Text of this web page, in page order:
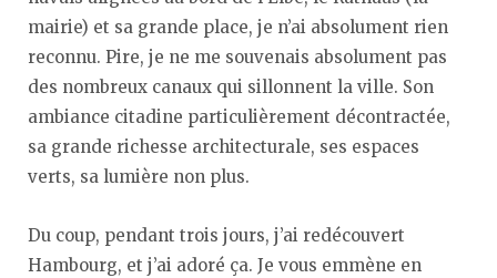
mairie) et sa grande place, je n’ai absolument rien
reconnu. Pire, je ne me souvenais absolument pas
des nombreux canaux qui sillonnent la ville. Son
ambiance citadine particulièrement décontractée,
sa grande richesse architecturale, ses espaces
verts, sa lumière non plus.
Du coup, pendant trois jours, j’ai redécouvert
Hambourg, et j’ai adoré ça. Je vous emmène en